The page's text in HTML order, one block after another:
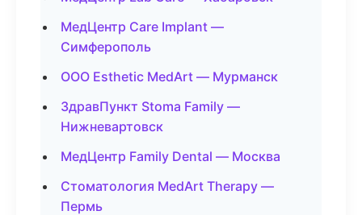
МедЦентр Care Implant —
Симферополь
ООО Esthetic MedArt — Мурманск
ЗдравПункт Stoma Family —
Нижневартовск
МедЦентр Family Dental — Москва
Стоматология MedArt Therapy —
Пермь